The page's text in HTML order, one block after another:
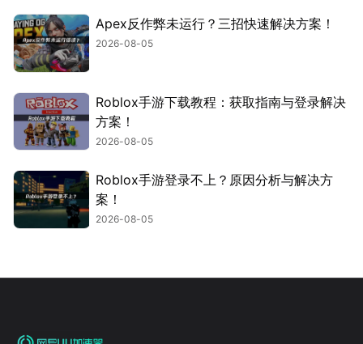
Apex反作弊未运行？三招快速解决方案！
2026-08-05
Roblox手游下载教程：获取指南与登录解决
方案！
2026-08-05
Roblox手游登录不上？原因分析与解决方
案！
2026-08-05